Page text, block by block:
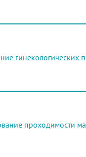
гинекологических
проходимости